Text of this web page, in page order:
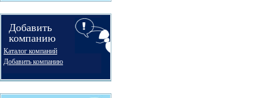
Добавить
компанию
Каталог компаний
Добавить компанию